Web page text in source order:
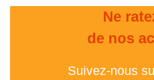
Ne
de nos
Suivez-nous